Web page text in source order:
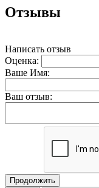
Отзывы
Написать отзыв
Оценка:
Ваше Имя:
Ваш отзыв:
Продолжить